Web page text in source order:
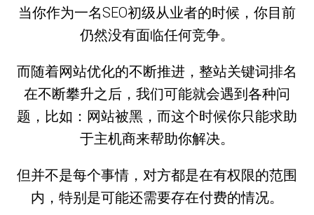
当你作为一名SEO初级从业者的时候，你目前
仍然没有面临任何竞争。
而随着网站优化的不断推进，整站关键词排名
在不断攀升之后，我们可能就会遇到各种问
题，比如：网站被黑，而这个时候你只能求助
于主机商来帮助你解决。
但并不是每个事情，对方都是在有权限的范围
内，特别是可能还需要存在付费的情况。